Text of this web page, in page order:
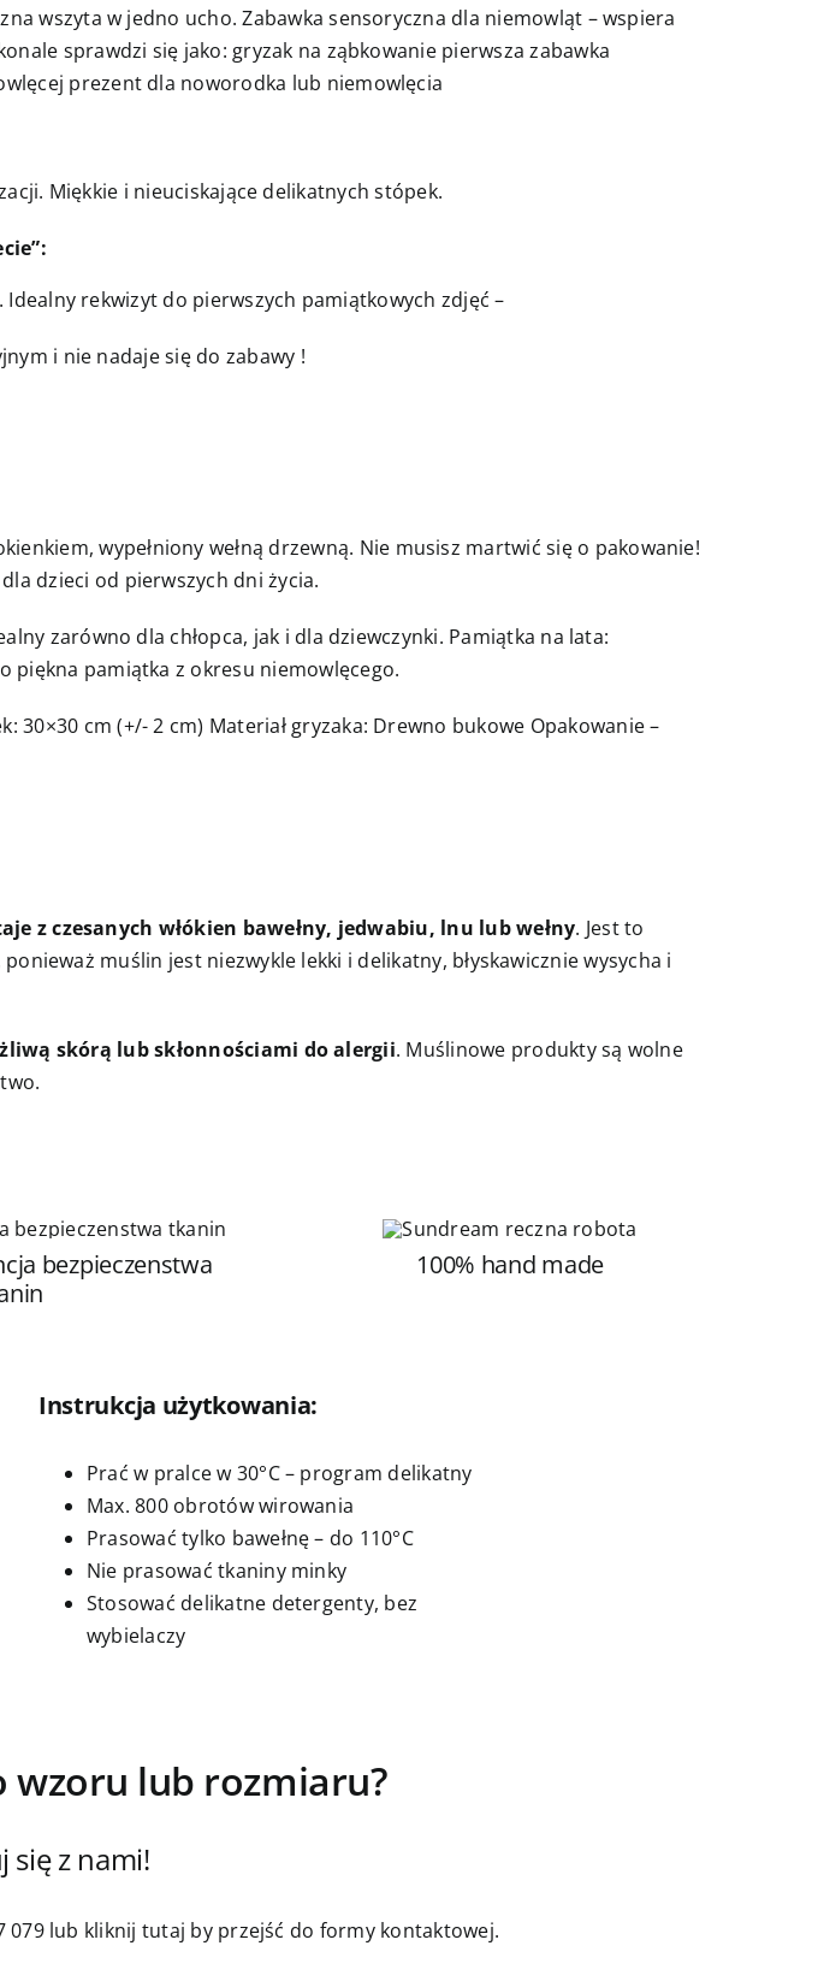
wszyta w jedno ucho. Zabawka sensoryczna dla niemowląt – wspiera
sprawdzi się jako: gryzak na ząbkowanie pierwsza zabawka
prezent dla noworodka lub niemowlęcia
Miękkie i nieuciskające delikatnych stópek.
rekwizyt do pierwszych pamiątkowych zdjęć –
i nie nadaje się do zabawy !
wypełniony wełną drzewną. Nie musisz martwić się o pakowanie!
dzieci od pierwszych dni życia.
zarówno dla chłopca, jak i dla dziewczynki. Pamiątka na lata:
piękna pamiątka z okresu niemowlęcego.
30×30 cm (+/- 2 cm) Materiał gryzaka: Drewno bukowe Opakowanie –
z czesanych włókien bawełny, jedwabiu, lnu lub wełny. Jest to
muślin jest niezwykle lekki i delikatny, błyskawicznie wysycha i
skórą lub skłonnościami do alergii. Muślinowe produkty są wolne
bezpieczenstwa
100% hand made
Instrukcja użytkowania:
Prać w pralce w 30°C – program delikatny
Max. 800 obrotów wirowania
Prasować tylko bawełnę – do 110°C
Nie prasować tkaniny minky
Stosować delikatne detergenty, bez
wybielaczy
wzoru lub rozmiaru?
się z nami!
079 lub kliknij tutaj by przejść do formy kontaktowej.